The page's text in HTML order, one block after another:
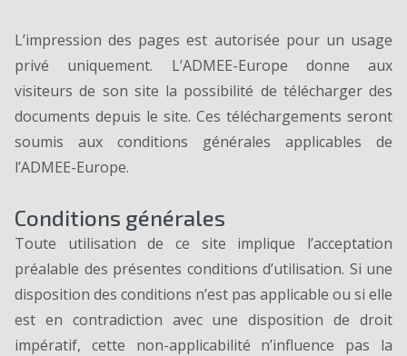
L’impression des pages est autorisée pour un usage
privé uniquement. L’ADMEE-Europe donne aux
visiteurs de son site la possibilité de télécharger des
documents depuis le site. Ces téléchargements seront
soumis aux conditions générales applicables de
l’ADMEE-Europe.
Conditions générales
Toute utilisation de ce site implique l’acceptation
préalable des présentes conditions d’utilisation. Si une
disposition des conditions n’est pas applicable ou si elle
est en contradiction avec une disposition de droit
impératif, cette non-applicabilité n’influence pas la